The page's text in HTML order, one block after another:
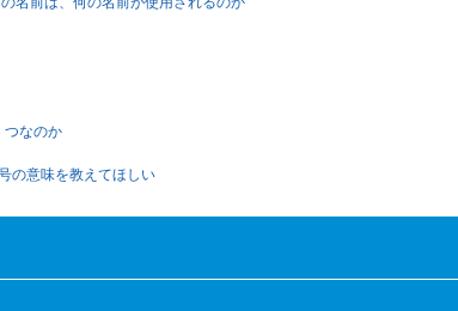
つなのか
の意味を教えてほしい